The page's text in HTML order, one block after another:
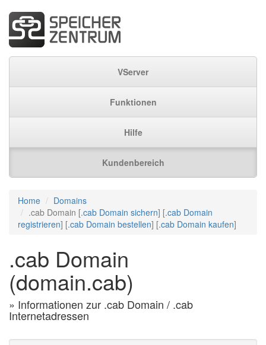
VServer
Funktionen
Hilfe
Kundenbereich
Home
Domains
.cab Domain [.cab Domain sichern] [.cab Domain
registrieren] [.cab Domain bestellen] [.cab Domain kaufen]
.cab Domain
(domain.cab)
» Informationen zur .cab Domain / .cab
Internetadressen